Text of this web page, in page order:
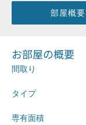
部屋概要
お部屋の概要
間取り
タイプ
専有面積